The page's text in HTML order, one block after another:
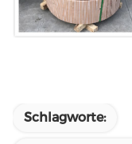
Schlagworte: